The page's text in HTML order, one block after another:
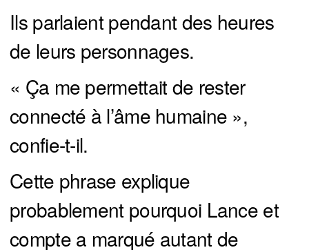
Ils parlaient pendant des heures
de leurs personnages.
« Ça me permettait de rester
connecté à l’âme humaine »,
confie-t-il.
Cette phrase explique
probablement pourquoi Lance et
compte a marqué autant de